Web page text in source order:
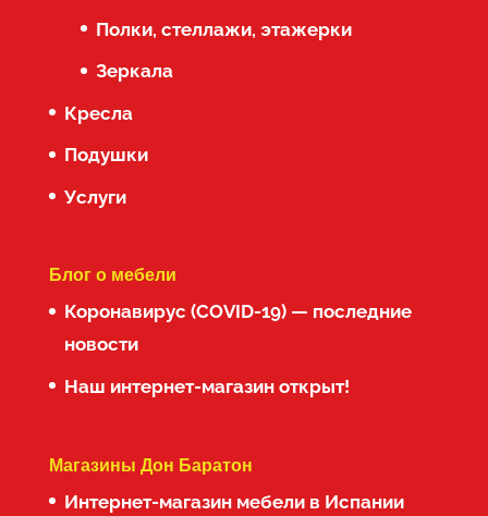
Полки, стеллажи, этажерки
Зеркала
Кресла
Подушки
Услуги
Блог о мебели
Коронавирус (COVID-19) — последние
новости
Наш интернет-магазин открыт!
Магазины Дон Баратон
Интернет-магазин мебели в Испании